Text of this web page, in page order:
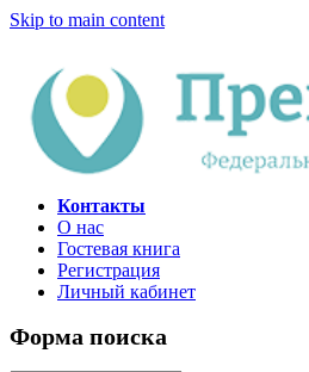
Skip to main content
Контакты
О нас
Гостевая книга
Регистрация
Личный кабинет
Форма поиска